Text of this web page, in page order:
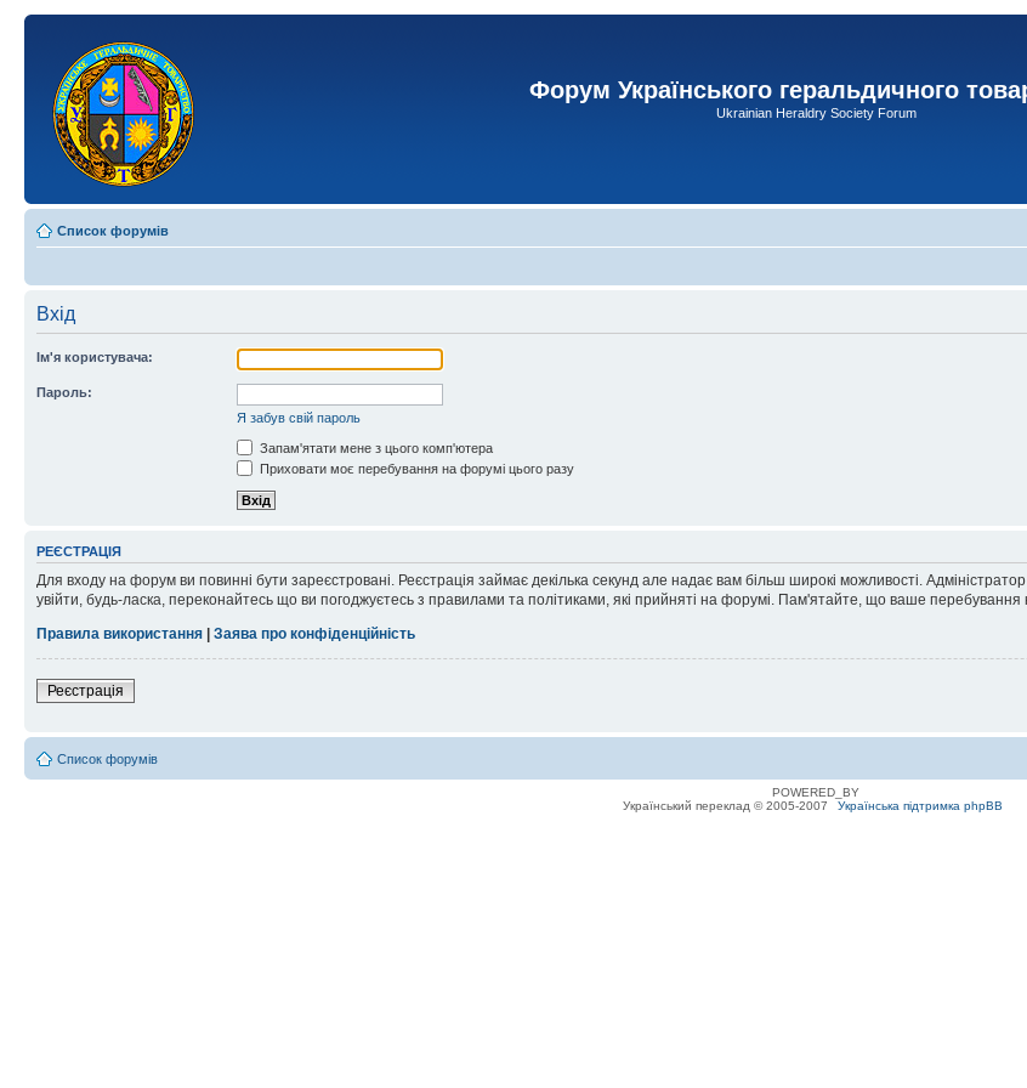
Форум Українського геральдичного
Ukrainian Heraldry Society Forum
Список форумів
Вхід
Ім'я користувача:
Пароль:
Я забув свій пароль
Запам'ятати мене з цього комп'ютера
Приховати моє перебування на форумі цього разу
РЕЄСТРАЦІЯ
Для входу на форум ви повинні бути зареєстровані. Реєстрація займає декілька секунд але надає вам більш широкі можливості.
увійти, будь-ласка, переконайтесь що ви погоджуєтесь з правилами та політиками, які прийняті на форумі. Пам'ятайте, що ваше
Правила використання | Заява про конфіденційність
Реєстрація
Список форумів
POWERED_BY
Український переклад © 2005-2007
Українська підтримка phpBB